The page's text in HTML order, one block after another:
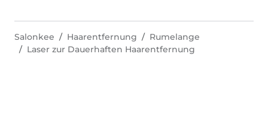
Salonkee Haarentfernung
Rumelange
Laser zur Dauerhaften Haarentfernung